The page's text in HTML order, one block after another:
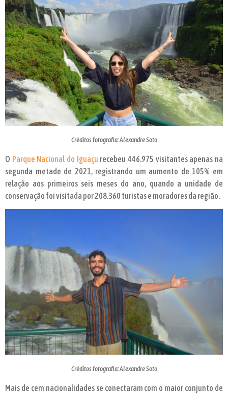
Créditos fotografia: Alexandre Soto
O Parque Nacional do Iguaçu recebeu 446.975 visitantes apenas na
segunda metade de 2021, registrando um aumento de 105% em
relação aos primeiros seis meses do ano, quando a unidade de
conservação foi visitada por 208.360 turistas e moradores da região.
Créditos fotografia: Alexandre Soto
Mais de cem nacionalidades se conectaram com o maior conjunto de